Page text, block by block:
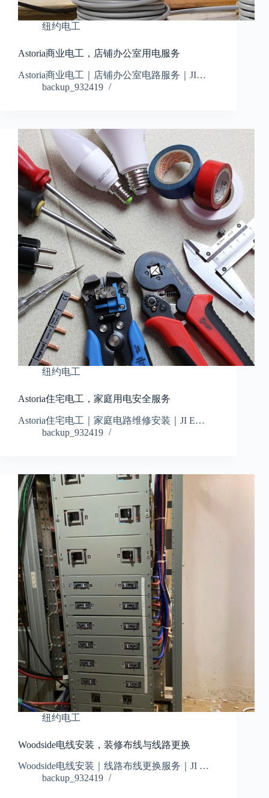
纽约电工
Astoria商业电工，店铺办公室用电服务
Astoria商业电工｜店铺办公室电路服务｜JI…
backup_932419
纽约电工
Astoria住宅电工，家庭用电安全服务
Astoria住宅电工｜家庭电路维修安装｜JI E…
backup_932419
纽约电工
Woodside电线安装，装修布线与线路更换
Woodside电线安装｜线路布线更换服务｜JI …
backup_932419